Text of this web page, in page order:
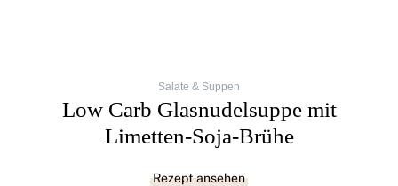
Salate & Suppen
Low Carb Glasnudelsuppe mit
Limetten-Soja-Brühe
Rezept ansehen